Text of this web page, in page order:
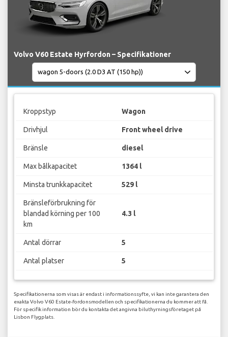
Volvo V60 Estate Hyrfordon – Specifikationer
Kroppstyp Wagon
Drivhjul Front wheel drive
Bränsle diesel
Max bålkapacitet 1364 l
Minsta trunkkapacitet 529 l
Bränsleförbrukning för
blandad körning per 100
km
4.3 l
Antal dörrar 5
Antal platser 5
Specifikationerna som visas är endast i informationssyfte, vi kan inte garantera den
exakta Volvo V60 Estate-fordonsmodellen och specifikationerna du kommer att få.
För specifik information bör du kontakta det angivna biluthyrningsföretaget på
Lisbon Flygplats.